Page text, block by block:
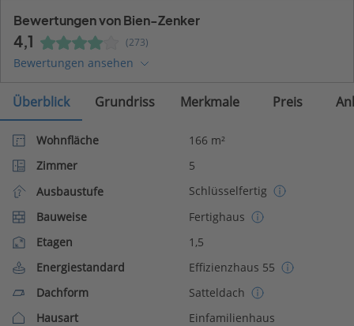
Bewertungen von Bien-Zenker
4,1 (273)
Bewertungen ansehen
Überblick Grundriss Merkmale Preis
Wohnfläche
166 m²
Zimmer
5
Ausbaustufe
Schlüsselfertig
Bauweise
Fertighaus
Etagen
1,5
Energiestandard
Effizienzhaus 55
Dachform
Satteldach
Hausart
Einfamilienhaus